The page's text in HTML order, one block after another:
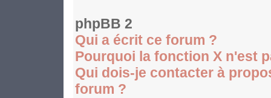
phpBB 2
Qui a écrit ce forum ?
Pourquoi la fonction X n'est
Qui dois-je contacter à
forum ?